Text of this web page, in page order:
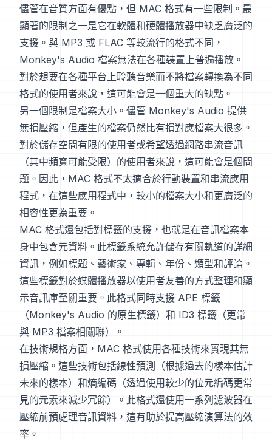
儘管在音質方面有優點，但 MAC 格式有一些限制。最
顯著的限制之一是它在軟體和硬體播放器中缺乏廣泛的
支援。與 MP3 或 FLAC 等較流行的格式不同，
Monkey's Audio 檔案無法在各種裝置上普遍播放。
對於想要在各種平台上聆聽音樂而不將檔案轉換為不同
格式的使用者來說，這可能會是一個重大的缺點。
另一個限制是檔案大小。儘管 Monkey's Audio 提供
無損壓縮，但產生的檔案仍然比有損對應檔案大很多。
對於儲存空間有限的使用者或希望透過網路串流音訊
（其中頻寬可能受限）的使用者來說，這可能會是個問
題。因此，MAC 格式不太適合於行動裝置和串流應用
程式，在這些應用程式中，較小的檔案大小和更廣泛的
相容性更為重要。
MAC 格式還包括對標籤的支援，也就是在音訊檔案本
身中包含元資料。此標籤系統允許儲存有關軌道的詳細
資訊，例如標題、藝術家、專輯、年份、類型和評論。
這些標籤對於媒體播放器以使用者友善的方式整理和顯
示音訊庫至關重要。此格式同時支援 APE 標籤
（Monkey's Audio 的原生標籤）和 ID3 標籤（更常
與 MP3 檔案相關聯）。
在技術規格方面，MAC 格式使用各種技術來實現其無
損壓縮。這些技術包括線性預測（根據過去的樣本估計
未來的樣本）和熵編碼（透過使用較少的位元編碼更常
見的元素來減少冗餘）。此格式還使用一系列濾波器在
壓縮前預處理音訊資料，這有助於提高壓縮演算法的效
率。